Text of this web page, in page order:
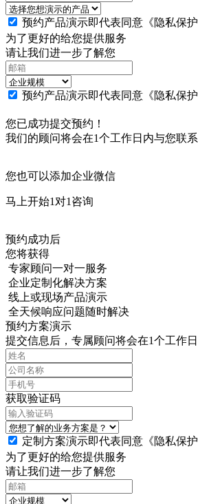
预约产品演示即代表同意 《隐私保
为了更好的给您提供服务
请让我们进一步了解您
预约产品演示即代表同意 《隐私保
您已成功提交预约！
我们的顾问将会在1个工作日内与您联系
您也可以添加企业微信
马上开始1对1咨询
预约成功后
您将获得
专家顾问一对一服务
企业定制化解决方案
线上或现场产品演示
全天候响应问题随时解决
预约方案演示
提交信息后，专属顾问将会在1个工作
获取验证码
定制方案演示即代表同意 《隐私保
为了更好的给您提供服务
请让我们进一步了解您